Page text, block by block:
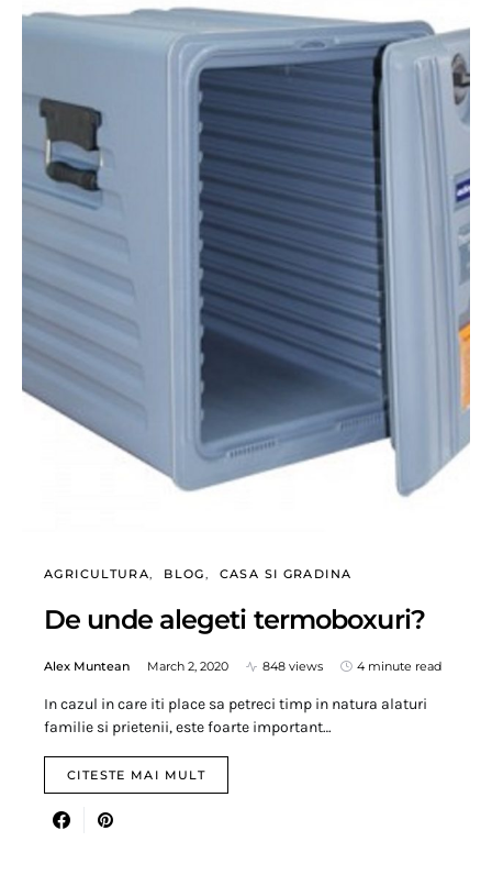
AGRICULTURA BLOG CASA SI GRADINA
De unde alegeti termoboxuri?
Alex Muntean March 2, 2020 848 views 4 minute read
In cazul in care iti place sa petreci timp in natura alaturi
familie si prietenii, este foarte important…
CITESTE MAI MULT